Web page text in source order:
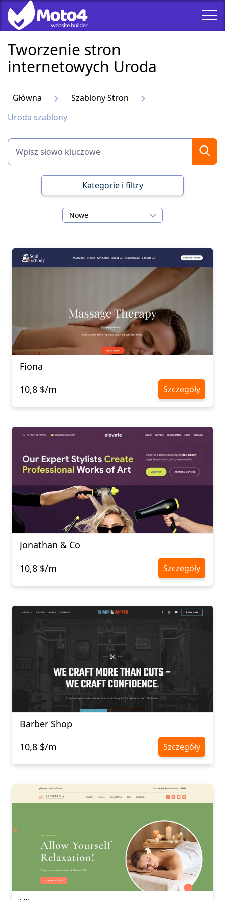
Tworzenie stron
internetowych Uroda
Główna
Szablony Stron
Uroda szablony
Kategorie i filtry
Nowe
Fiona
10,8 $/m
Szczegóły
Jonathan & Co
10,8 $/m
Szczegóły
Barber Shop
10,8 $/m
Szczegóły